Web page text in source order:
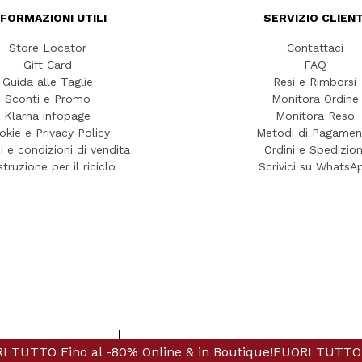
al -80% Online & in Boutique! FUORI TUTTO Fino al
UTILI
Store Locator
Gift Card
Guida alle Taglie
Sconti e Promo
Klarna infopage
e Privacy Policy
e condizioni di vendita
per il riciclo
SERVIZIO
Contattaci
FAQ
Resi e Rimborsi
Monitora Ordine
Monitora Reso
Metodi di
Ordini e
Scrivici su
Fino al -80% Online & in Boutique!FUORI TUTTO Fino
sulla raccolta Le tue preferenze relative alla